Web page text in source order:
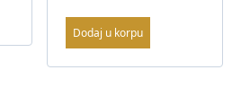
Dodaj u korpu